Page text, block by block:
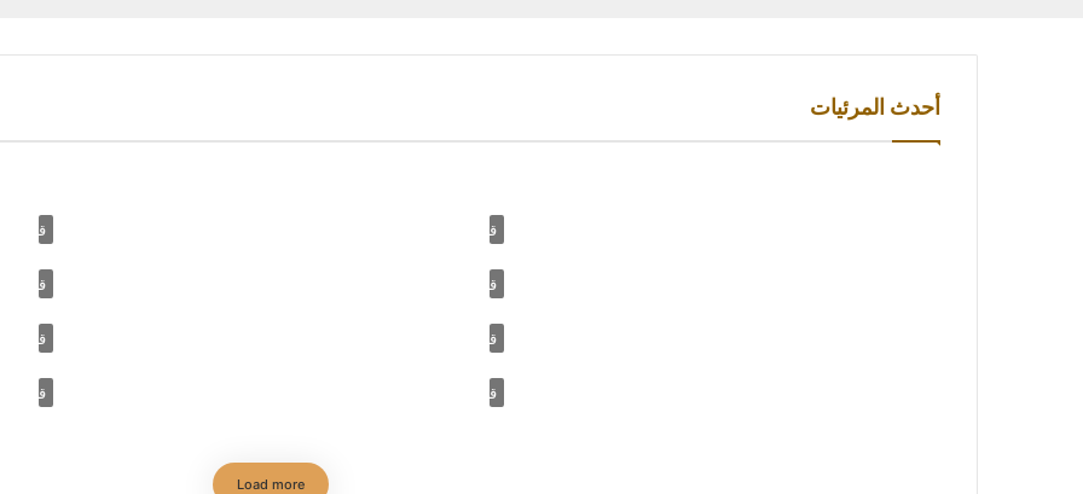
أحدث المرئيات
قصة مسجد (19) مسجد ابن طولون د. زين العابدين كامل قصة مسجد (18) مسجد عمرو بن
قصة مسجد (16) جامع القيروان د. زين العابدين كامل قصة مسجد (15) الجامع الأموي
قصة مسجد (13) المسجد الأقصى (٢) د. زين العابدين كامل قصة مسجد (12) المسجد الأقصى
قصة مسجد (10) مسجد المستراح والدرع د. زين العابدين كامل قصة مسجد (9) مسجد الخيف د.
Load more